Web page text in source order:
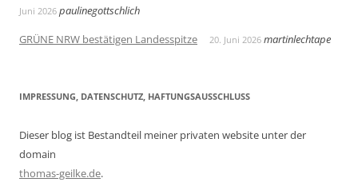
Juni 2026 paulinegottschlich
GRÜNE NRW bestätigen Landesspitze
20. Juni 2026 martinlechtape
IMPRESSUNG, DATENSCHUTZ, HAFTUNGSAUSSCHLUSS
Dieser blog ist Bestandteil meiner privaten website unter der
domain
thomas-geilke.de.